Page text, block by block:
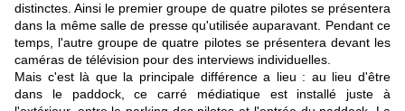
distinctes. Ainsi le premier groupe de quatre pilotes se présentera
dans la même salle de presse qu'utilisée auparavant. Pendant ce
temps, l'autre groupe de quatre pilotes se présentera devant les
caméras de télévision pour des interviews individuelles.
Mais c'est là que la principale différence a lieu : au lieu d'être
dans le paddock, ce carré médiatique est installé juste à